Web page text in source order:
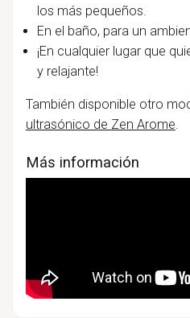
los más pequeños.
En el baño, para un
¡En cualquier lugar que
y relajante!
También disponible otro
ultrasónico de Zen Arome.
Más información